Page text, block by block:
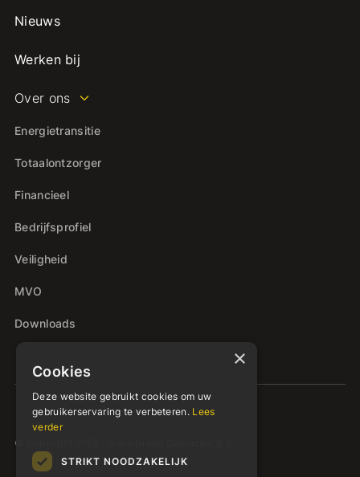
Nieuws
Werken bij
Over ons
Energietransitie
Totaalontzorger
Financieel
Bedrijfsprofiel
Veiligheid
MVO
Downloads
© Copyright 2026 - Siers Groep Oldenzaal B.V.
×
Cookies
Deze website gebruikt cookies om uw
gebruikerservaring te verbeteren. Lees
verder
STRIKT NOODZAKELIJK